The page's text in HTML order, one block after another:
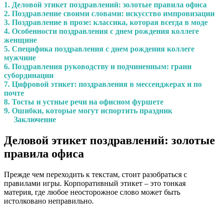
1. Деловой этикет поздравлений: золотые правила офиса
2. Поздравление своими словами: искусство импровизации
3. Поздравление в прозе: классика, которая всегда в моде
4. Особенности поздравления с днем рождения коллеге
женщине
5. Специфика поздравления с днем рождения коллеге
мужчине
6. Поздравления руководству и подчиненным: грани
субординации
7. Цифровой этикет: поздравления в мессенджерах и по
почте
8. Тосты и устные речи на офисном фуршете
9. Ошибки, которые могут испортить праздник
Заключение
Деловой этикет поздравлений: золотые
правила офиса
Прежде чем переходить к текстам, стоит разобраться с
правилами игры. Корпоративный этикет – это тонкая
материя, где любое неосторожное слово может быть
истолковано неправильно.